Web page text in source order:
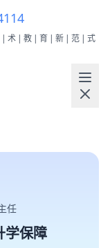
|术|教|育|新|范|式
任
学保障